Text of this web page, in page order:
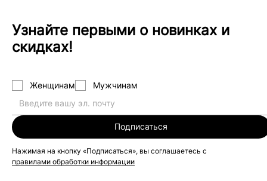
Узнайте первыми о новинках и
скидках!
Женщинам Мужчинам
Подписаться
Нажимая на кнопку «Подписаться», вы соглашаетесь с
правилами обработки информации